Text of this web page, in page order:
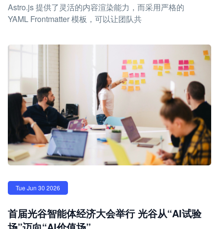
Astro.js 提供了灵活的内容渲染能力，而采用严格的
YAML Frontmatter 模板，可以让团队共
Tue Jun 30 2026
首届光谷智能体经济大会举行 光谷从“AI试验